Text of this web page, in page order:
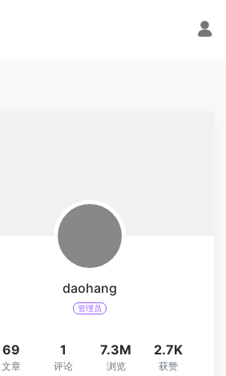
daohang
管理员
69
文章
1
评论
7.3M
浏览
2.7K
获赞